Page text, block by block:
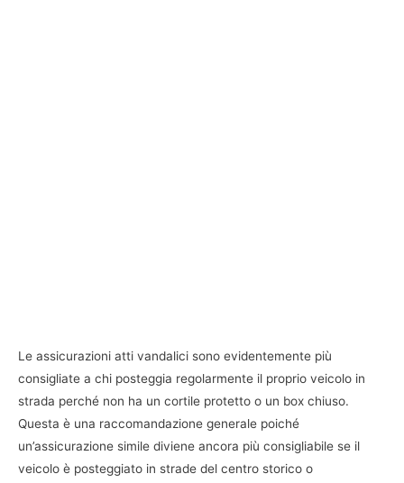
Le assicurazioni atti vandalici sono evidentemente più
consigliate a chi posteggia regolarmente il proprio veicolo in
strada perché non ha un cortile protetto o un box chiuso.
Questa è una raccomandazione generale poiché
un’assicurazione simile diviene ancora più consigliabile se il
veicolo è posteggiato in strade del centro storico o